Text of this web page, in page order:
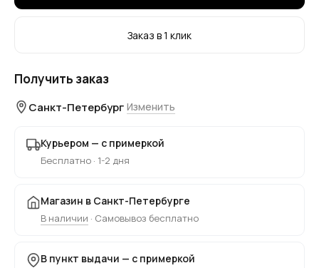
Заказ в 1 клик
Получить заказ
Санкт-Петербург Изменить
Курьером — с примеркой
Бесплатно · 1-2 дня
Магазин в Санкт-Петербурге
В наличии · Самовывоз бесплатно
В пункт выдачи — с примеркой